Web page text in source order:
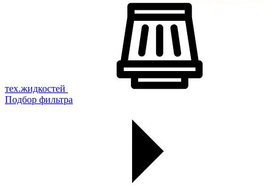
тех.жидкостей
Подбор фильтра